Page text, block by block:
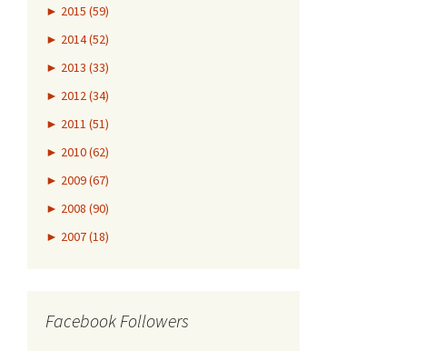
► 2015 (59)
► 2014 (52)
► 2013 (33)
► 2012 (34)
► 2011 (51)
► 2010 (62)
► 2009 (67)
► 2008 (90)
► 2007 (18)
Facebook Followers